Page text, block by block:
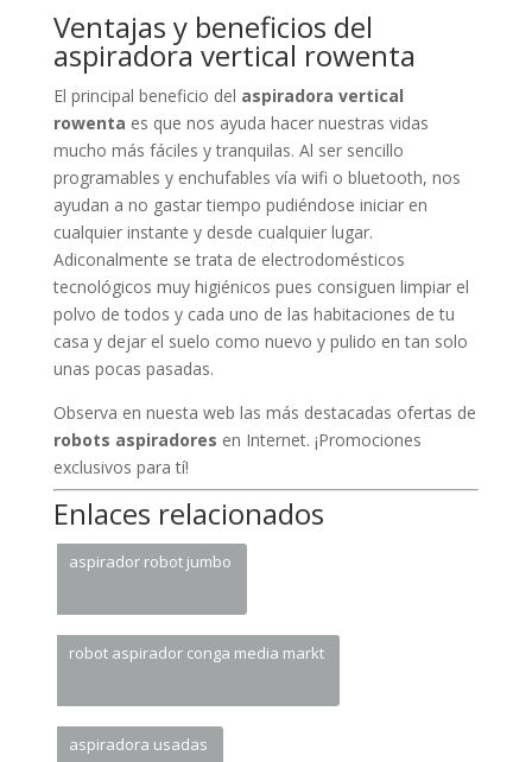
Ventajas y beneficios del
aspiradora vertical rowenta
El principal beneficio del aspiradora vertical
rowenta es que nos ayuda hacer nuestras vidas
mucho más fáciles y tranquilas. Al ser sencillo
programables y enchufables vía wifi o bluetooth, nos
ayudan a no gastar tiempo pudiéndose iniciar en
cualquier instante y desde cualquier lugar.
Adiconalmente se trata de electrodomésticos
tecnológicos muy higiénicos pues consiguen limpiar el
polvo de todos y cada uno de las habitaciones de tu
casa y dejar el suelo como nuevo y pulido en tan solo
unas pocas pasadas.
Observa en nuesta web las más destacadas ofertas de
robots aspiradores en Internet. ¡Promociones
exclusivos para tí!
Enlaces relacionados
aspirador robot jumbo
robot aspirador conga media markt
aspiradora usadas